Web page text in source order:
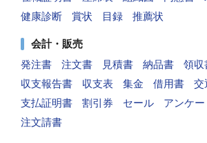
健康診断
賞状 目録 推薦状
会計・販売
発注書
注文書 見積書 納品書 領収
収支報告書
収支表 集金 借用書 交
支払証明書
割引券 セール アンケー
注文請書